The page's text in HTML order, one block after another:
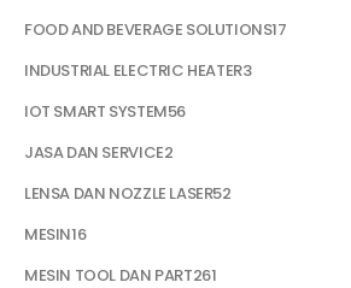
FOOD AND BEVERAGE SOLUTIONS17
INDUSTRIAL ELECTRIC HEATER3
IOT SMART SYSTEM56
JASA DAN SERVICE2
LENSA DAN NOZZLE LASER52
MESIN16
MESIN TOOL DAN PART261